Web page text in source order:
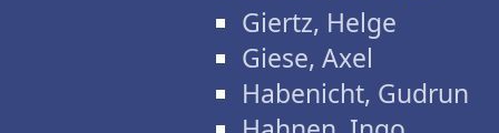
Giertz, Helge
Giese, Axel
Habenicht, Gudrun